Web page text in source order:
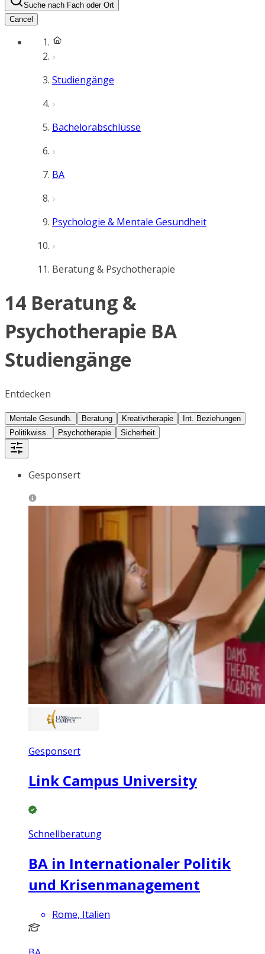
Suche nach Fach oder Ort
Cancel
Studiengänge
Bachelorabschlüsse
BA
Psychologie & Mentale Gesundheit
Beratung & Psychotherapie
14 Beratung &
Psychotherapie BA
Studiengänge
Entdecken
Mentale Gesundh. Beratung Kreativtherapie
Int. Beziehungen
Politikwiss.
Psychotherapie Sicherheit
Gesponsert
Gesponsert
Link Campus University
Schnellberatung
BA in Internationaler Politik
und Krisenmanagement
Rome, Italien